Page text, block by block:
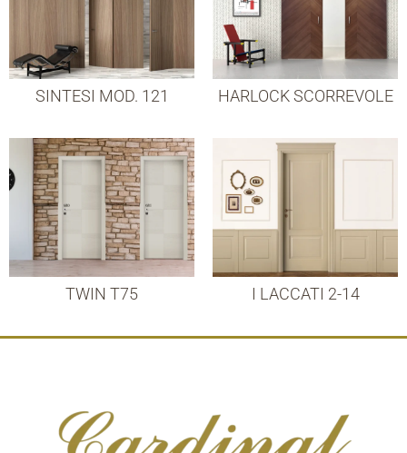
SINTESI MOD. 121 HARLOCK SCORREVOLE
TWIN T75 I LACCATI 2-14